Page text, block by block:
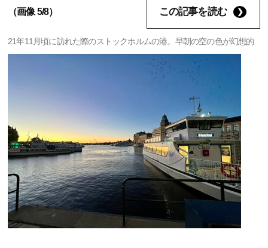
（画像 5/8） この記事を読む
21年11月頃に訪れた際のストックホルムの港。早朝の空の色が幻想的